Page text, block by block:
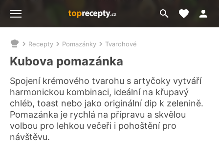
Přejít
na
Moje
Nacházíte
se
zde:
Recepty Pomazánky Tvarohové
Kubova pomazánka
Spojení krémového tvarohu s artyčoky vytváří
harmonickou kombinaci, ideální na křupavý
chléb, toast nebo jako originální dip k zelenině.
Pomazánka je rychlá na přípravu a skvělou
volbou pro lehkou večeři i pohoštění pro
návštěvu.